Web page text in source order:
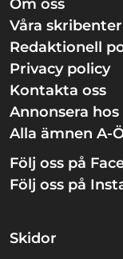
Om oss
Våra skribenter
Redaktionell
Privacy policy
Kontakta oss
Annonsera hos
Alla ämnen A-
Följ oss på
Följ oss på
Skidor